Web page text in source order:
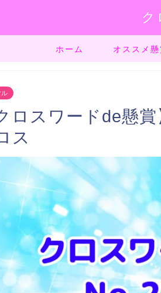
ク
ホーム オススメ
ル
ロスワードde懸
ス